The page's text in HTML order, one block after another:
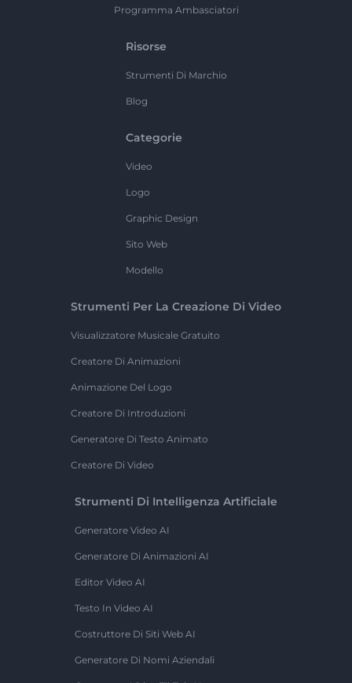
Programma Ambasciatori
Risorse
Strumenti Di Marchio
Blog
Categorie
Video
Logo
Graphic Design
Sito Web
Modello
Strumenti Per La Creazione Di Video
Visualizzatore Musicale Gratuito
Creatore Di Animazioni
Animazione Del Logo
Creatore Di Introduzioni
Generatore Di Testo Animato
Creatore Di Video
Strumenti Di Intelligenza Artificiale
Generatore Video AI
Generatore Di Animazioni AI
Editor Video AI
Testo In Video AI
Costruttore Di Siti Web AI
Generatore Di Nomi Aziendali